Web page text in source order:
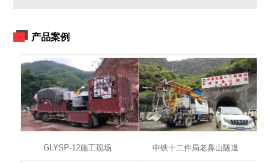
产品案例
GLYSP-12施工现场 中铁十二件局老鼻山隧道